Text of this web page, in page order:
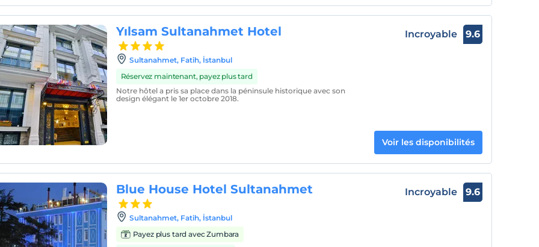
Yılsam Sultanahmet Hotel
Sultanahmet, Fatih, İstanbul
Réservez maintenant, payez plus tard
Notre hôtel a pris sa place dans la péninsule historique avec son
design élégant le 1er octobre 2018.
Incroyable 9.6
Voir les disponibilités
Blue House Hotel Sultanahmet
Sultanahmet, Fatih, İstanbul
Payez plus tard avec Zumbara
Incroyable 9.6